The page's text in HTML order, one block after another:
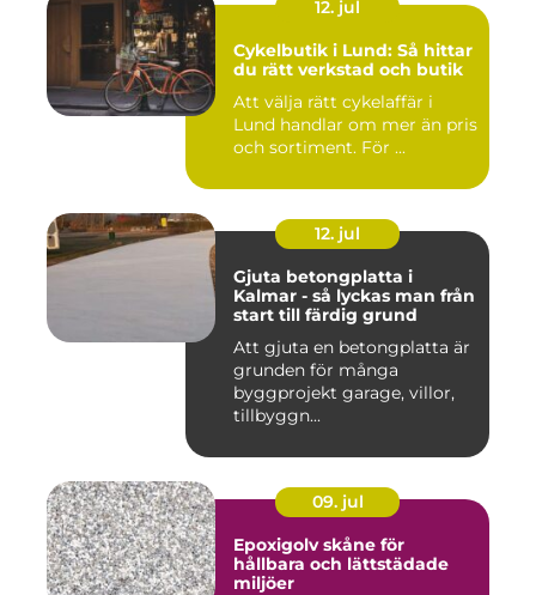
12. jul
Cykelbutik i Lund: Så hittar
du rätt verkstad och butik
Att välja rätt cykelaffär i
Lund handlar om mer än pris
och sortiment. För ...
12. jul
Gjuta betongplatta i
Kalmar - så lyckas man från
start till färdig grund
Att gjuta en betongplatta är
grunden för många
byggprojekt garage, villor,
tillbyggn...
09. jul
Epoxigolv skåne för
hållbara och lättstädade
miljöer